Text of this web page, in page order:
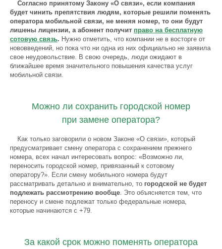
Согласно принятому Закону «О связи», если компания
будет чинить препятствия людям, которые решили поменять
оператора мобильной связи, не меняя номер, то они будут
лишены лицензии, а абонент получит право на бесплатную
сотовую связь. Нужно отметить, что компании не в восторге от
нововведений, но пока что ни одна из них официально не заявила
свое неудовольствие. В свою очередь, люди ожидают в
ближайшее время значительного повышения качества услуг
мобильной связи.
Можно ли сохранить городской номер
при замене оператора?
Как только заговорили о новом Законе «О связи», который
предусматривает смену оператора с сохранением прежнего
номера, всех начал интересовать вопрос: «Возможно ли,
переносить городской номер, привязанный к сотовому
оператору?». Если смену мобильного номера будут
рассматривать детально и внимательно, то городской не будет
подлежать рассмотрению вообще. Это объясняется тем, что
переносу и смене подлежат только федеральные номера,
которые начинаются с +79.
За какой срок можно поменять оператора